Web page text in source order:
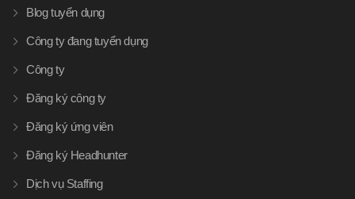
Blog tuyển dụng
Công ty đang tuyển dụng
Công ty
Đăng ký công ty
Đăng ký ứng viên
Đăng ký Headhunter
Dịch vụ Staffing